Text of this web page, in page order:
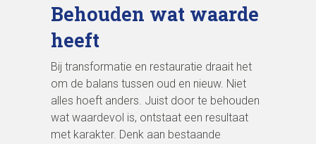
Behouden wat waarde
heeft
Bij transformatie en restauratie draait het
om de balans tussen oud en nieuw. Niet
alles hoeft anders. Juist door te behouden
wat waardevol is, ontstaat een resultaat
met karakter. Denk aan bestaande